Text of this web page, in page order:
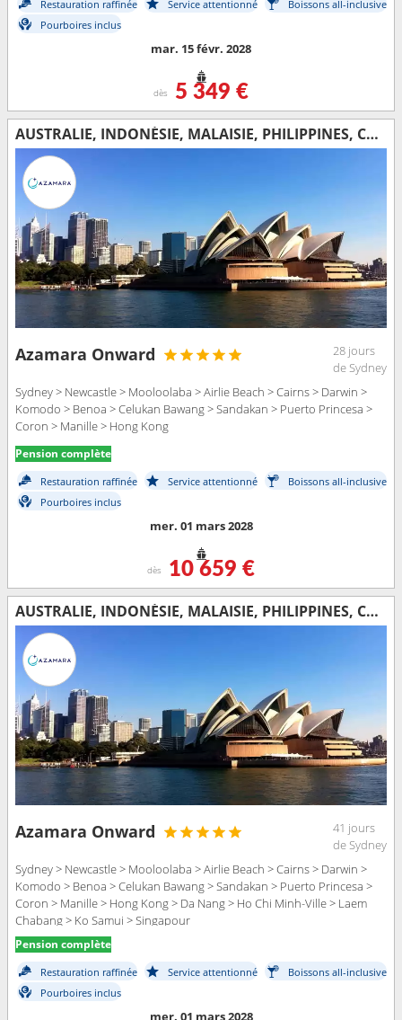
Restauration raffinée Service attentionné
Boissons all-inclusive
Pourboires inclus
mar. 15 févr. 2028
dès 5 349 €
AUSTRALIE, INDONÉSIE, MALAISIE, PHILIPPINES, CHINE
Azamara Onward
28 jours
de Sydney
Sydney > Newcastle > Mooloolaba > Airlie Beach > Cairns > Darwin >
Komodo > Benoa > Celukan Bawang > Sandakan > Puerto Princesa >
Coron > Manille > Hong Kong
Pension complète
Restauration raffinée Service attentionné
Boissons all-inclusive
Pourboires inclus
mer. 01 mars 2028
dès 10 659 €
AUSTRALIE, INDONÉSIE, MALAISIE, PHILIPPINES, CHINE, VIETNAM, THAÏLANDE, SINGAPOUR
Azamara Onward
41 jours
de Sydney
Sydney > Newcastle > Mooloolaba > Airlie Beach > Cairns > Darwin >
Komodo > Benoa > Celukan Bawang > Sandakan > Puerto Princesa >
Coron > Manille > Hong Kong > Da Nang > Ho Chi Minh-Ville > Laem
Chabang > Ko Samui > Singapour
Pension complète
Restauration raffinée Service attentionné
Boissons all-inclusive
Pourboires inclus
mer. 01 mars 2028